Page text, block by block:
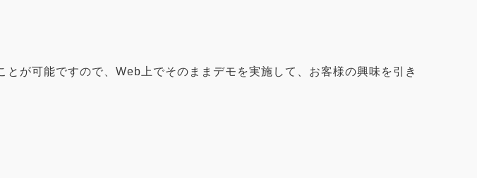
が可能ですので、Web上でそのままデモを実施して、お客様の興味を引き